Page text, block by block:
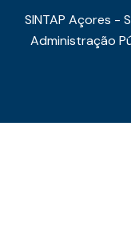
SINTAP Açores -
Administração